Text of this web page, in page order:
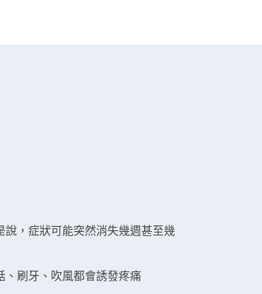
，症狀可能突然消失幾週甚至幾
刷牙、吹風都會誘發疼痛